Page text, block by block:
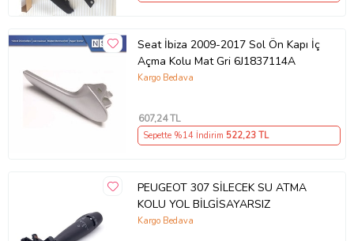
Seat İbiza 2009-2017 Sol Ön Kapı İç
Açma Kolu Mat Gri 6J1837114A
Kargo Bedava
607,24 TL
Sepette %14 İndirim 522,23 TL
PEUGEOT 307 SİLECEK SU ATMA
KOLU YOL BİLGİSAYARSIZ
Kargo Bedava